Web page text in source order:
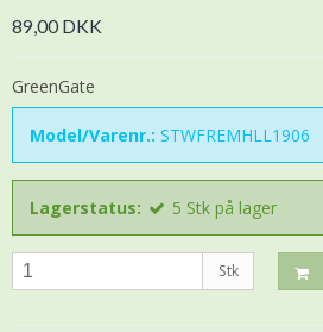
89,00 DKK
GreenGate
Model/Varenr.: STWFREMHLL1906
Lagerstatus: 5 Stk på lager
Stk